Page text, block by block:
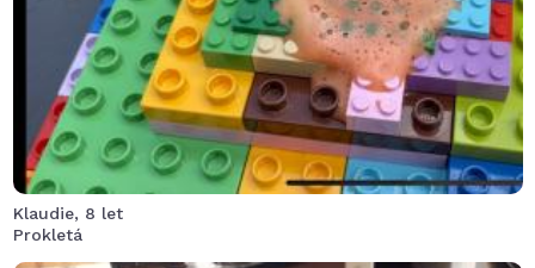
obyvatele džungle.
Klaudie, 8 let
Prokletá